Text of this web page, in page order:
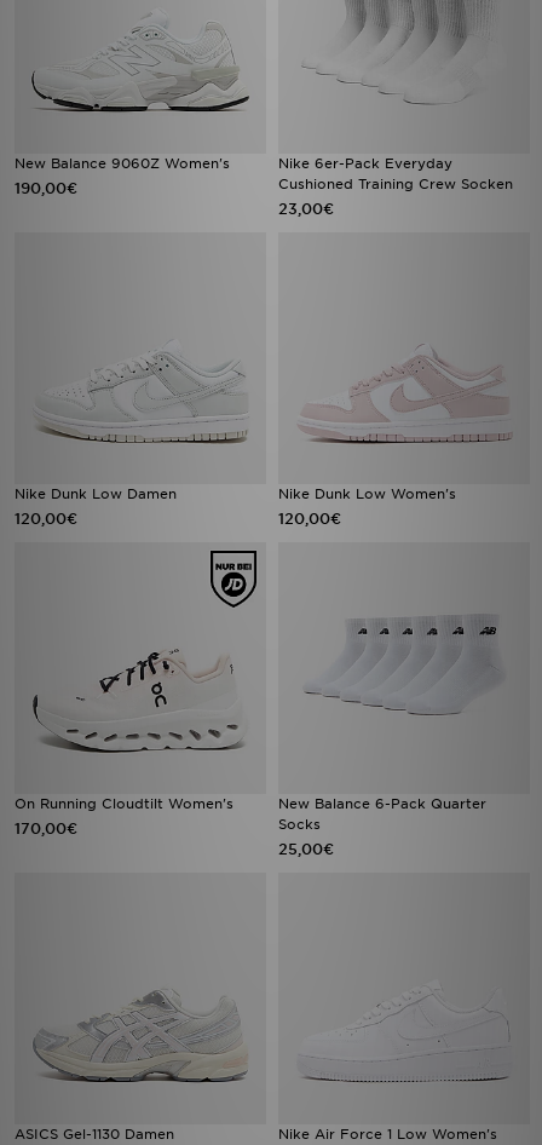
New Balance 9060Z Women's
190,00€
Nike 6er-Pack Everyday
Cushioned Training Crew Socken
23,00€
Nike Dunk Low Damen
120,00€
Nike Dunk Low Women's
120,00€
On Running Cloudtilt Women's
170,00€
New Balance 6-Pack Quarter
Socks
25,00€
ASICS Gel-1130 Damen Nike Air Force 1 Low Women's